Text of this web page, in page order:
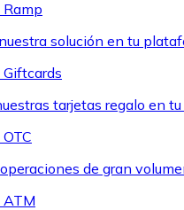
solución en tu
tarjetas regalo en tu
de gran